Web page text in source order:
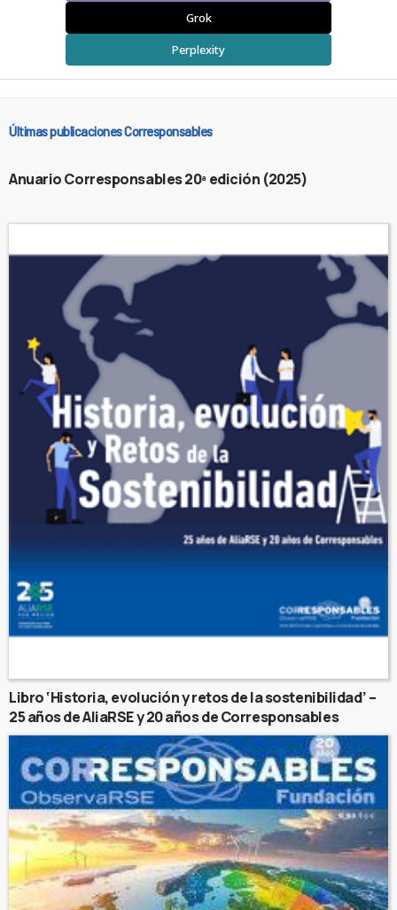
Grok
Perplexity
Últimas publicaciones Corresponsables
Anuario Corresponsables 20ª edición (2025)
Libro ‘Historia, evolución y retos de la sostenibilidad’ –
25 años de AliaRSE y 20 años de Corresponsables